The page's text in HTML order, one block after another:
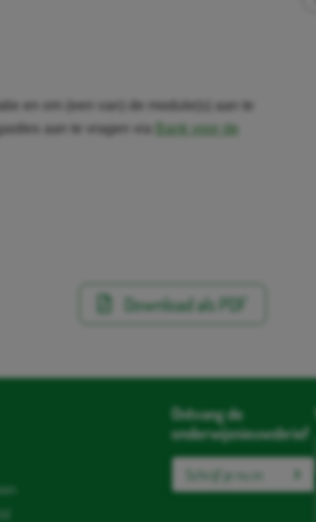
en om (een van) de module(s) aan te
aan te vragen via
Bank voor de
Download als PDF
Ontvang de
onderwijsnieuwsbrief
Schrijf je nu in